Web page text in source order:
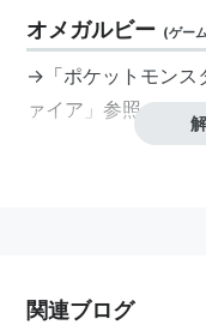
オメガルビー (ゲー
→「ポケットモンス
ァイア 」参照
関連ブログ